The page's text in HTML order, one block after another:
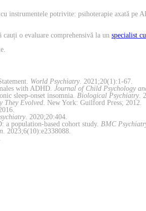
instrumentele potrivite: psihoterapie axată pe
o evaluare comprehensivă la un specialist
World Psychiatry. 2021;20(1):1-67.
with ADHD. Journal of Child Psychology
sleep-onset insomnia. Biological Psychiatry.
They Evolved. New York: Guilford Press; 2012.
. 2020;20:404.
a population-based cohort study. BMC
. 2023;6(10):e2338088.